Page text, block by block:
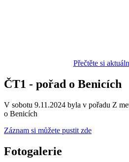
Přečtěte si
ČT1 - pořad o Benicích
V sobotu 9.11.2024 byla v pořadu Z
o Benicích
Záznam si můžete pustit zde
Fotogalerie